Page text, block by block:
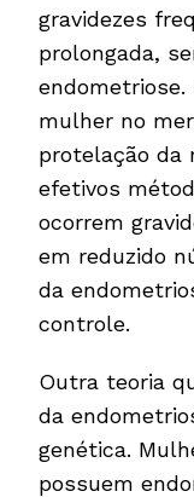
gravidezes
prolongada,
endometriose.
mulher no
protelação da
efetivos
ocorrem
em reduzido
da
controle.
Outra teoria
da
genética.
possuem